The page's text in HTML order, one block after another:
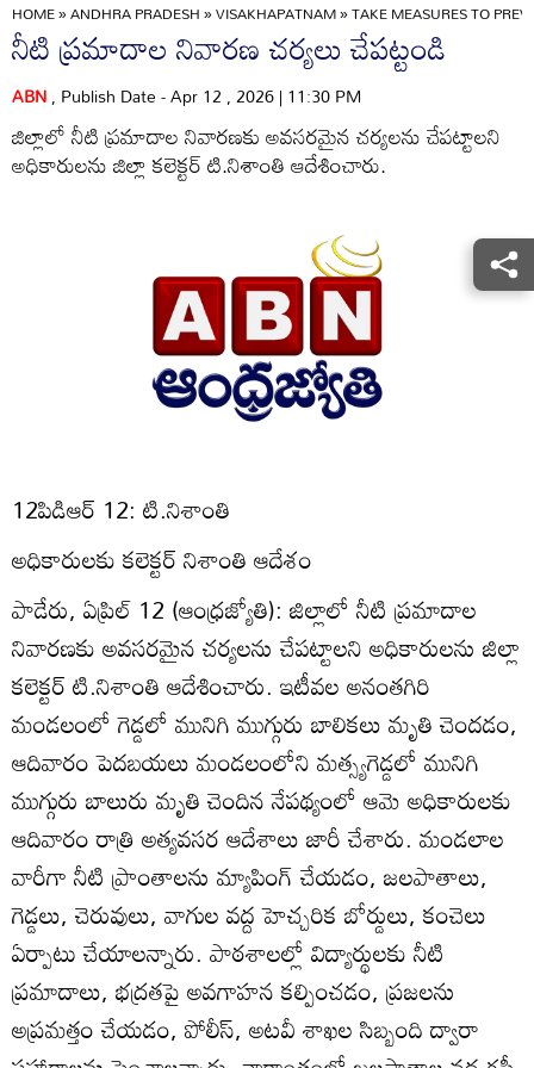
HOME»ANDHRA PRADESH»VISAKHAPATNAM»TAKE MEASURES TO
నీటి ప్రమాదాల నివారణ చర్యలు చేపట్టండి
ABN, Publish Date - Apr 12 , 2026 | 11:30 PM
జిల్లాలో నీటి ప్రమాదాల నివారణకు అవసరమైన చర్యలను చేపట్టాలని
అధికారులను జిల్లా కలెక్టర్‌ టి.నిశాంతి ఆదేశించారు.
12పిడిఆర్‌ 12: టి.నిశాంతి
అధికారులకు కలెక్టర్‌ నిశాంతి ఆదేశం
పాడేరు, ఏప్రిల్‌ 12 (ఆంధ్రజ్యోతి): జిల్లాలో నీటి ప్రమాదాల
నివారణకు అవసరమైన చర్యలను చేపట్టాలని అధికారులను జిల్లా
కలెక్టర్‌ టి.నిశాంతి ఆదేశించారు. ఇటీవల అనంతగిరి
మండలంలో గెడ్డలో మునిగి ముగ్గురు బాలికలు మృతి చెందడం,
ఆదివారం పెదబయలు మండలంలోని మత్స్యగెడ్డలో మునిగి
ముగ్గురు బాలురు మృతి చెందిన నేపథ్యంలో ఆమె అధికారులకు
ఆదివారం రాత్రి అత్యవసర ఆదేశాలు జారీ చేశారు. మండలాల
వారీగా నీటి ప్రాంతాలను మ్యాపింగ్‌ చేయడం, జలపాతాలు,
గెడ్డలు, చెరువులు, వాగుల వద్ద హెచ్చరిక బోర్డులు, కంచెలు
ఏర్పాటు చేయాలన్నారు. పాఠశాలల్లో విద్యార్థులకు నీటి
ప్రమాదాలు, భద్రతపై అవగాహన కల్పించడం, ప్రజలను
అప్రమత్తం చేయడం, పోలీస్‌, అటవీ శాఖల సిబ్బంది ద్వారా